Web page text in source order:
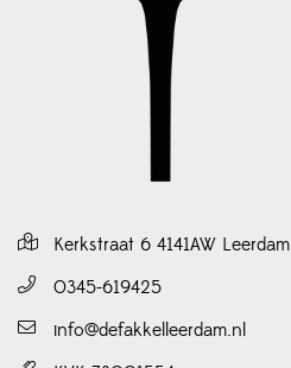
Kerkstraat 6 4141AW Leerdam
0345-619425
info@defakkelleerdam.nl